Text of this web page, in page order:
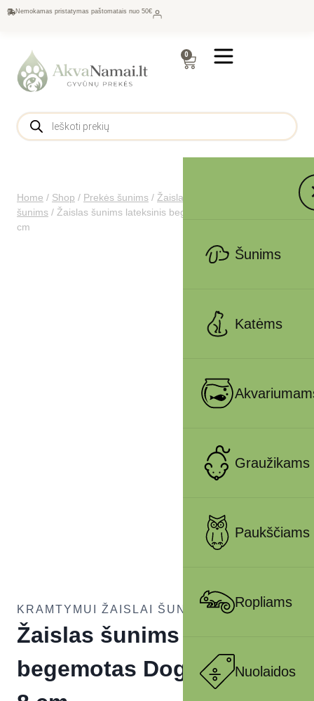
Nemokamas pristatymas paštomatais nuo 50€
0
Šunims
Katėms
Graužikams
Paukščiams
Ropliams
Nuolaidos
Home / Shop / Prekės šunims / Žaislai
šunims / Žaislas šunims lateksinis begemotas Dog Fantasy, 8
cm
KRAMTYMUI ŽAISLAI ŠUNIMS
Žaislas šunims lateksinis
begemotas Dog Fantasy,